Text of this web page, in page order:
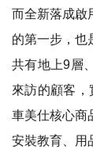
而全新落成啟
的第一步，也
共有地上9層
來訪的顧客
車美仕核心商
安裝教育、用